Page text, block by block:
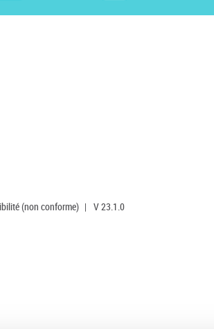
(non conforme) | V 23.1.0